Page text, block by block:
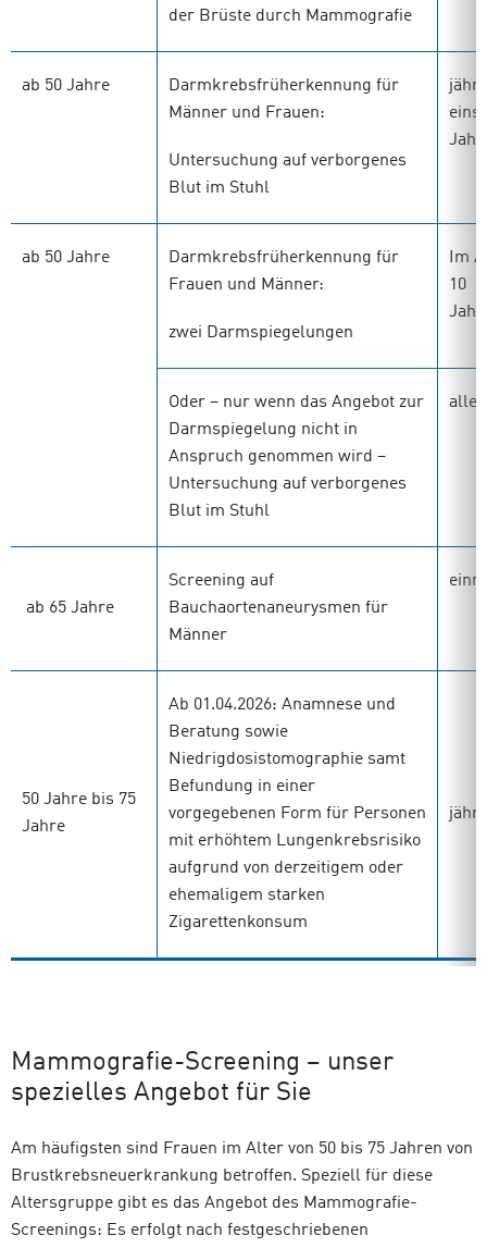
der Brüste durch Mammografie
ab 50 Jahre
Darmkrebsfrüherkennung für
Männer und Frauen:
Untersuchung auf verborgenes
Blut im Stuhl
ab 50 Jahre
Darmkrebsfrüherkennung für
Frauen und Männer:
zwei Darmspiegelungen
Im
10
Oder – nur wenn das Angebot zur
Darmspiegelung nicht in
Anspruch genommen wird –
Untersuchung auf verborgenes
Blut im Stuhl
alle
ab 65 Jahre
Screening auf
Bauchaortenaneurysmen für
Männer
50 Jahre bis 75
Jahre
Ab 01.04.2026: Anamnese und
Beratung sowie
Niedrigdosistomographie samt
Befundung in einer
vorgegebenen Form für Personen
mit erhöhtem Lungenkrebsrisiko
aufgrund von derzeitigem oder
ehemaligem starken
Zigarettenkonsum
Mammografie-Screening – unser
spezielles Angebot für Sie
Am häufigsten sind Frauen im Alter von 50 bis 75 Jahren von
Brustkrebsneuerkrankung betroffen. Speziell für diese
Altersgruppe gibt es das Angebot des Mammografie-
Screenings: Es erfolgt nach festgeschriebenen